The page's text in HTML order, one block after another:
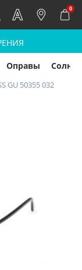
0
Оправы
GU 50355 032